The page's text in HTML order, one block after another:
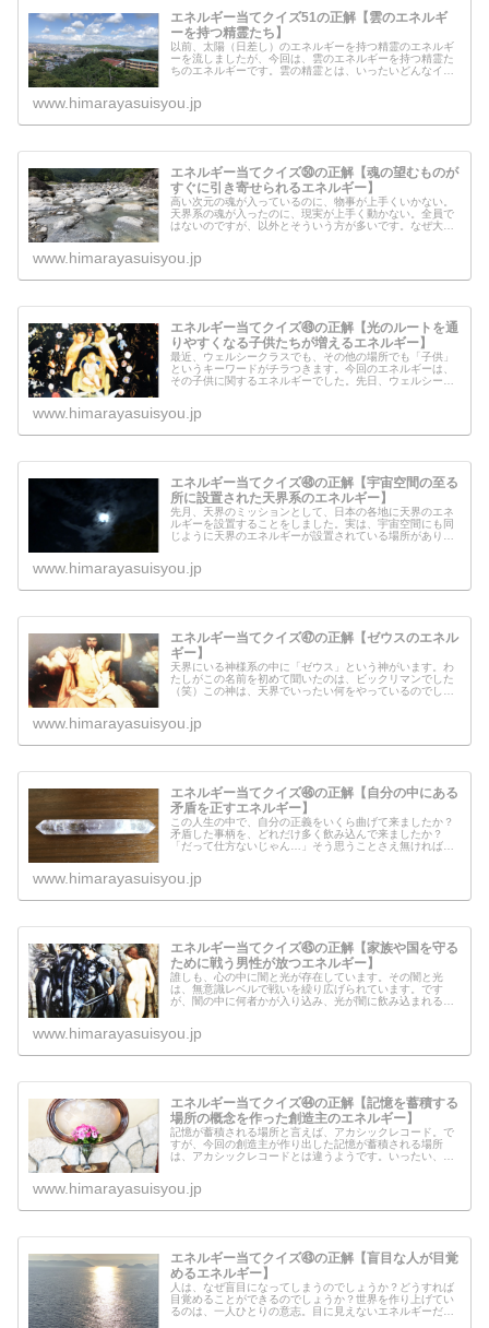
エネルギー当てクイズ51の正解【雲のエネルギ
ーを持つ精霊たち】
以前、太陽（日差し）のエネルギーを持つ精霊のエネルギ
ーを流しましたが、今回は、雲のエネルギーを持つ精霊た
ちのエネルギーです。雲の精霊とは、いったいどんなイメ
www.himarayasuisyou.jp
エネルギー当てクイズ㊿の正解【魂の望むものが
すぐに引き寄せられるエネルギー】
高い次元の魂が入っているのに、物事が上手くいかない。
天界系の魂が入ったのに、現実が上手く動かない。全員で
はないのですが、以外とそういう方が多いです。なぜ大い
www.himarayasuisyou.jp
エネルギー当てクイズ㊾の正解【光のルートを通
りやすくなる子供たちが増えるエネルギー】
最近、ウェルシークラスでも、その他の場所でも「子供」
というキーワードがチラつきます。今回のエネルギーは、
その子供に関するエネルギーでした。先日、ウェルシーク
www.himarayasuisyou.jp
エネルギー当てクイズ㊽の正解【宇宙空間の至る
所に設置された天界系のエネルギー】
先月、天界のミッションとして、日本の各地に天界のエネ
ルギーを設置することをしました。実は、宇宙空間にも同
じように天界のエネルギーが設置されている場所がありま
www.himarayasuisyou.jp
エネルギー当てクイズ㊼の正解【ゼウスのエネル
ギー】
天界にいる神様系の中に「ゼウス」という神がいます。わ
たしがこの名前を初めて聞いたのは、ビックリマンでした
（笑）この神は、天界でいったい何をやっているのでしょ
www.himarayasuisyou.jp
エネルギー当てクイズ㊻の正解【自分の中にある
矛盾を正すエネルギー】
この人生の中で、自分の正義をいくら曲げて来ましたか？
矛盾した事柄を、どれだけ多く飲み込んで来ましたか？
「だって仕方ないじゃん…」そう思うことさえ無ければ、
www.himarayasuisyou.jp
エネルギー当てクイズ㊺の正解【家族や国を守る
ために戦う男性が放つエネルギー】
誰しも、心の中に闇と光が存在しています。その闇と光
は、無意識レベルで戦いを繰り広げられています。です
が、闇の中に何者かが入り込み、光が闇に飲み込まれるこ
www.himarayasuisyou.jp
エネルギー当てクイズ㊹の正解【記憶を蓄積する
場所の概念を作った創造主のエネルギー】
記憶が蓄積される場所と言えば、アカシックレコード。で
すが、今回の創造主が作り出した記憶が蓄積される場所
は、アカシックレコードとは違うようです。いったい、そ
記憶を蓄積する場所の概念を作った創...
www.himarayasuisyou.jp
エネルギー当てクイズ㊸の正解【盲目な人が目覚
めるエネルギー】
人は、なぜ盲目になってしまうのでしょうか？どうすれば
目覚めることができるのでしょうか？世界を作り上げてい
るのは、一人ひとりの意志。目に見えないエネルギーだけ